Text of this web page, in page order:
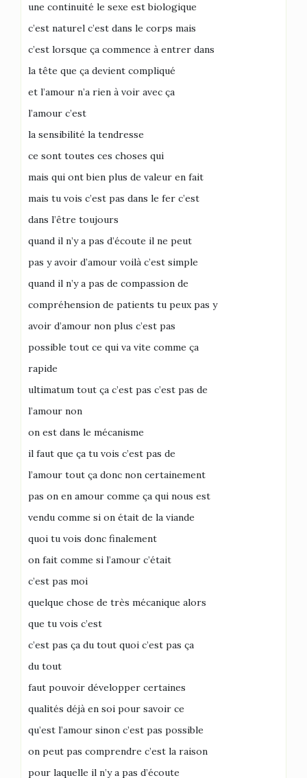
une continuité le sexe est biologique
c’est naturel c’est dans le corps mais
c’est lorsque ça commence à entrer dans
la tête que ça devient compliqué
et l’amour n’a rien à voir avec ça
l’amour c’est
la sensibilité la tendresse
ce sont toutes ces choses qui
mais qui ont bien plus de valeur en fait
mais tu vois c’est pas dans le fer c’est
dans l’être toujours
quand il n’y a pas d’écoute il ne peut
pas y avoir d’amour voilà c’est simple
quand il n’y a pas de compassion de
compréhension de patients tu peux pas y
avoir d’amour non plus c’est pas
possible tout ce qui va vite comme ça
rapide
ultimatum tout ça c’est pas c’est pas de
l’amour non
on est dans le mécanisme
il faut que ça tu vois c’est pas de
l’amour tout ça donc non certainement
pas on en amour comme ça qui nous est
vendu comme si on était de la viande
quoi tu vois donc finalement
on fait comme si l’amour c’était
c’est pas moi
quelque chose de très mécanique alors
que tu vois c’est
c’est pas ça du tout quoi c’est pas ça
du tout
faut pouvoir développer certaines
qualités déjà en soi pour savoir ce
qu’est l’amour sinon c’est pas possible
on peut pas comprendre c’est la raison
pour laquelle il n’y a pas d’écoute